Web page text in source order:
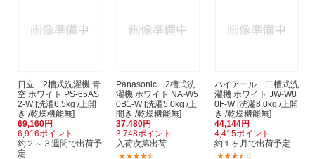
日立 2槽式洗濯機 青
空 ホワイト PS-65AS
2-W [洗濯6.5kg /上開
き /乾燥機能無]
69,160円
6,916ポイント
約２～３週間で出荷予
定
Panasonic 2槽式洗
濯機 ホワイト NA-W5
0B1-W [洗濯5.0kg /上
開き /乾燥機能無]
37,480円
3,748ポイント
入荷次第出荷
ハイアール 二槽式洗
濯機 ホワイト JW-W8
0F-W [洗濯8.0kg /上開
き /乾燥機能無]
44,144円
4,415ポイント
約１ヶ月で出荷予定